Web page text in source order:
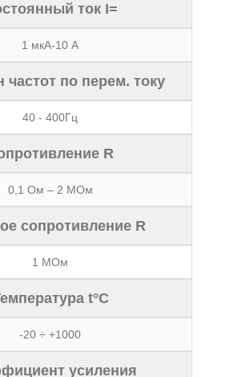
ток I=
1 мкА-10 А
частот по перем. току
40 - 400Гц
R
0,1 Ом – 2 МОм
сопротивление R
1 МОм
t°C
-20 ÷ +1000
усиления